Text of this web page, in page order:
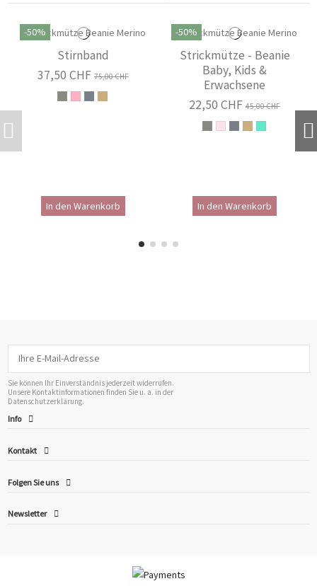
-50%
Stirnband
37,50 CHF 75,00 CHF
In den Warenkorb
-50%
Strickmütze - Beanie
Baby, Kids &
Erwachsene
22,50 CHF 45,00 CHF
In den Warenkorb
Sie können Ihr Einverständnis jederzeit widerrufen.
Unsere Kontaktinformationen finden Sie u. a. in der
Datenschutzerklärung.
Info
Kontakt
Folgen Sie uns
Newsletter